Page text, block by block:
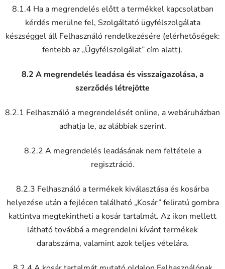
8.1.4 Ha a megrendelés előtt a termékkel kapcsolatban
kérdés merülne fel, Szolgáltató ügyfélszolgálata
készséggel áll Felhasználó rendelkezésére (elérhetőségek:
fentebb az „Ügyfélszolgálat” cím alatt).
8.2 A megrendelés leadása és visszaigazolása, a
szerződés létrejötte
8.2.1 Felhasználó a megrendelését online, a webáruházban
adhatja le, az alábbiak szerint.
8.2.2 A megrendelés leadásának nem feltétele a
regisztráció.
8.2.3 Felhasználó a termékek kiválasztása és kosárba
helyezése után a fejlécen található „Kosár” feliratú gombra
kattintva megtekintheti a kosár tartalmát. Az ikon mellett
látható továbbá a megrendelni kívánt termékek
darabszáma, valamint azok teljes vételára.